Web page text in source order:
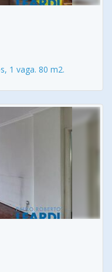
1 vaga. 80 m2.